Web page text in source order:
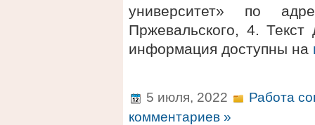
университет» по
Пржевальского, 4. Текст
информация доступны на
5 июля, 2022
Работа
комментариев »